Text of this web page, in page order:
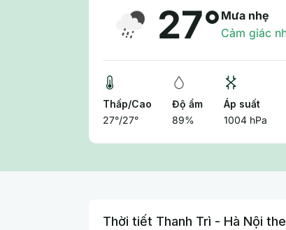
27° Mưa nhẹ
Cảm giác
Thấp/Cao
27°/27°
Độ ẩm
89%
Áp suất
1004 hPa
Thời tiết Thanh Trì - Hà Nội